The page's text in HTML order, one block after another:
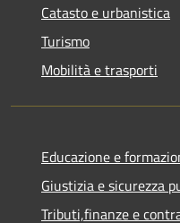
Catasto e urbanistica
Turismo
Mobilità e trasporti
Educazione e
Giustizia e sicurezza
Tributi,finanze e